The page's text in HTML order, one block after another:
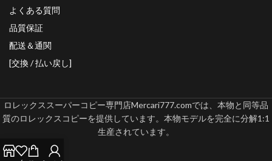
よくある質問
品質保証
配送＆通関
[交換 / 払い戻し]
ロレックススーパーコピー専門店Mercari777.comでは、本物と同等品
質のロレックスコピーを提供しています。本物モデルを完全に分解1:1
生産されています。